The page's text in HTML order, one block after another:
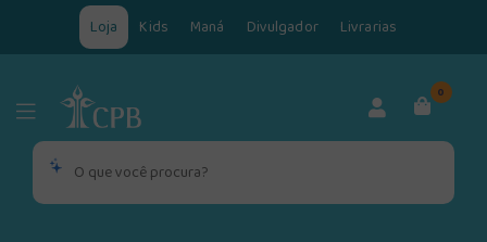
Loja Kids Maná Divulgador Livrarias
0